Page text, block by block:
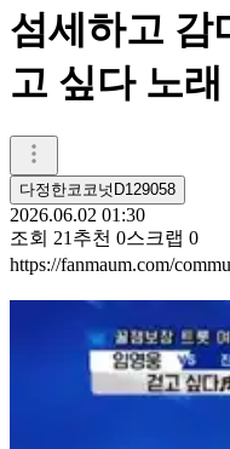
섬세하고 감
고 싶다 노
다정한코코넛D129058
2026.06.02 01:30
조회 21 추천 0스크랩 0
https://fanmaum.com/